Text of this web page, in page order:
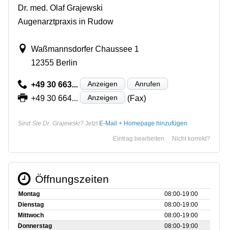
Dr. med. Olaf Grajewski
Augenarztpraxis in Rudow
Waßmannsdorfer Chaussee 1
12355 Berlin
+49 30 663... Anzeigen Anrufen
+49 30 664... Anzeigen (Fax)
Sind Sie Dr. Grajewski? Jetzt E-Mail + Homepage hinzufügen
Nicht korrekt?
Eintrag bearbeiten
Öffnungszeiten
Montag
08:00‑19:00
Dienstag
08:00‑19:00
Mittwoch
08:00‑19:00
Donnerstag
08:00‑19:00